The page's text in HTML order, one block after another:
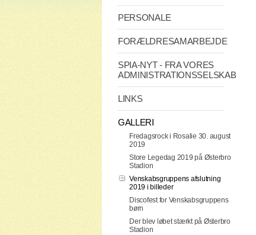
PERSONALE
FORÆLDRESAMARBEJDE
SPIA-NYT - FRA VORES
ADMINISTRATIONSSELSKAB
LINKS
GALLERI
Fredagsrock i Rosalie 30. august
2019
Store Legedag 2019 på Østerbro
Stadion
Venskabsgruppens afslutning
2019 i billeder
Discofest for Venskabsgruppens
børn
Der blev løbet stærkt på Østerbro
Stadion